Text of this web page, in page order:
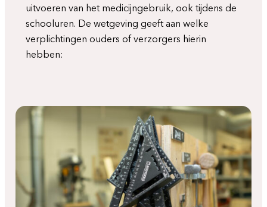
uitvoeren van het medicijngebruik, ook tijdens de
schooluren. De wetgeving geeft aan welke
verplichtingen ouders of verzorgers hierin
hebben: